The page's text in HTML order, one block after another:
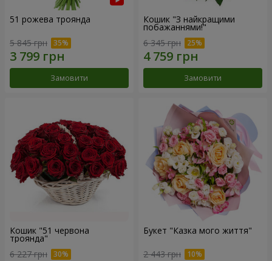
51 рожева троянда
5 845 грн
Замовити
Кошик "З найкращими
побажаннями!"
6 345 грн
Замовити
Кошик "51 червона
троянда"
6 227 грн
Букет "Казка мого життя"
2 443 грн